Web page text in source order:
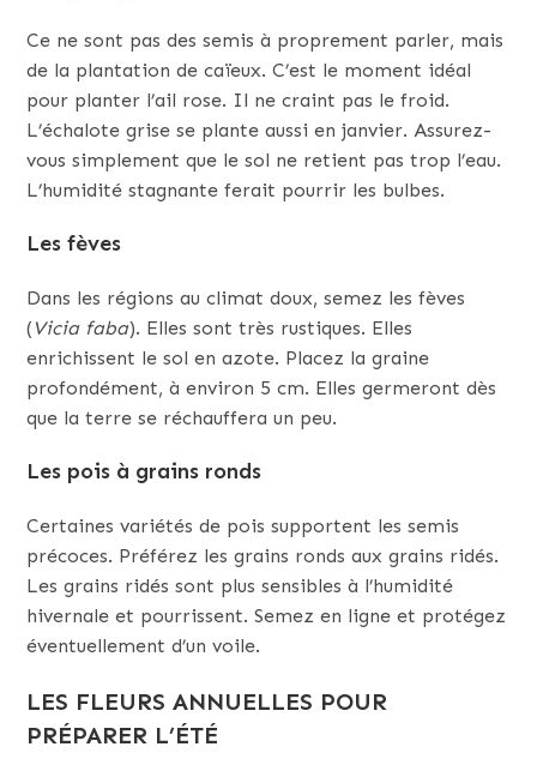
Ce ne sont pas des semis à proprement parler, mais
de la plantation de caïeux. C’est le moment idéal
pour planter l’ail rose. Il ne craint pas le froid.
L’échalote grise se plante aussi en janvier. Assurez-
vous simplement que le sol ne retient pas trop l’eau.
L’humidité stagnante ferait pourrir les bulbes.
Les fèves
Dans les régions au climat doux, semez les fèves
( Vicia faba). Elles sont très rustiques. Elles
enrichissent le sol en azote. Placez la graine
profondément, à environ 5 cm. Elles germeront dès
que la terre se réchauffera un peu.
Les pois à grains ronds
Certaines variétés de pois supportent les semis
précoces. Préférez les grains ronds aux grains ridés.
Les grains ridés sont plus sensibles à l’humidité
hivernale et pourrissent. Semez en ligne et protégez
éventuellement d’un voile.
LES FLEURS ANNUELLES POUR
PRÉPARER L’ÉTÉ